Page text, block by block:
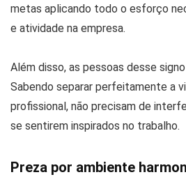
metas aplicando todo o esforço
e atividade na empresa.
Além disso, as pessoas desse
Sabendo separar perfeitamente a
profissional, não precisam de
se sentirem inspirados no trabalho.
Preza por ambiente